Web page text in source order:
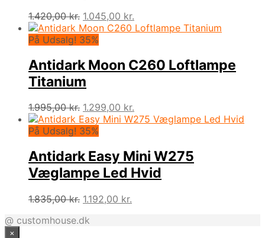
1.420,00kr. Den
oprindelige
pris
1.420,00 kr..
1.045,00 kr.
aktuelle
1.045,00 kr..
På Udsalg! 35%
Antidark Moon C260 Loftlampe
Titanium
1.995,00kr. Den
oprindelige
pris
1.995,00 kr..
1.299,00 kr.
aktuelle
1.299,00 kr..
På Udsalg! 35%
Antidark Easy Mini W275
Væglampe Led Hvid
1.835,00kr. Den
pris
1.192,00 kr.
@ customhouse.dk
×